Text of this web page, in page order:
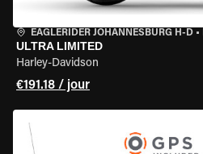
EAGLERIDER JOHANNESBURG H-D •
ULTRA LIMITED
Harley-Davidson
€191.18 / jour